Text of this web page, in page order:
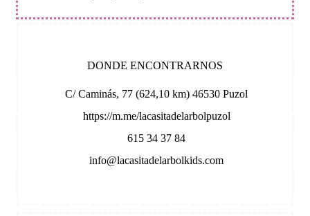
DONDE ENCONTRARNOS
C/ Caminás, 77 (624,10 km) 46530 Puzol
https://m.me/lacasitadelarbolpuzol
615 34 37 84
info@lacasitadelarbolkids.com